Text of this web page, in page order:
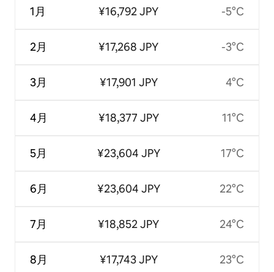
1月
2月
3月
4月
5月
6月
7月
8月
¥16,792 JPY
¥17,268 JPY
¥17,901 JPY
¥18,377 JPY
¥23,604 JPY
¥23,604 JPY
¥18,852 JPY
¥17,743 JPY
-5°C
-3°C
4°C
11°C
17°C
22°C
24°C
23°C